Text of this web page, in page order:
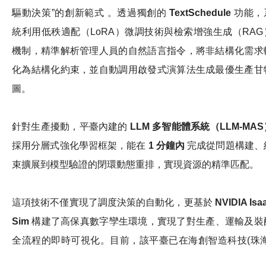
驅動決策”的創新範式 。透過獨創的TextSchedule 功能，
統利用低秩適配（LoRA）微調技術與檢索增強生成（RAG
機制，精準解析管理人員的自然語言指令，將非結構化需求
化為結構化約束，並自動調用啟發式演算法生成最優生產甘
圖。
針對生產擾動，平臺內建的 LLM 多智能體系統（ LLM-MAS
採用分層式強化學習框架，能在 1 分鐘內 完成從問題構建、
束擴展到模型驗證的閉環動態重排，實現資源的精準匹配。
這項技術不僅實現了調度決策的自動化，更基於 NVIDIA
Sim 構建了高保真數字孿生環境，實現了對生產、運輸及裝
全流程的即時可視化。目前，該平臺已在海創智造科技(珠